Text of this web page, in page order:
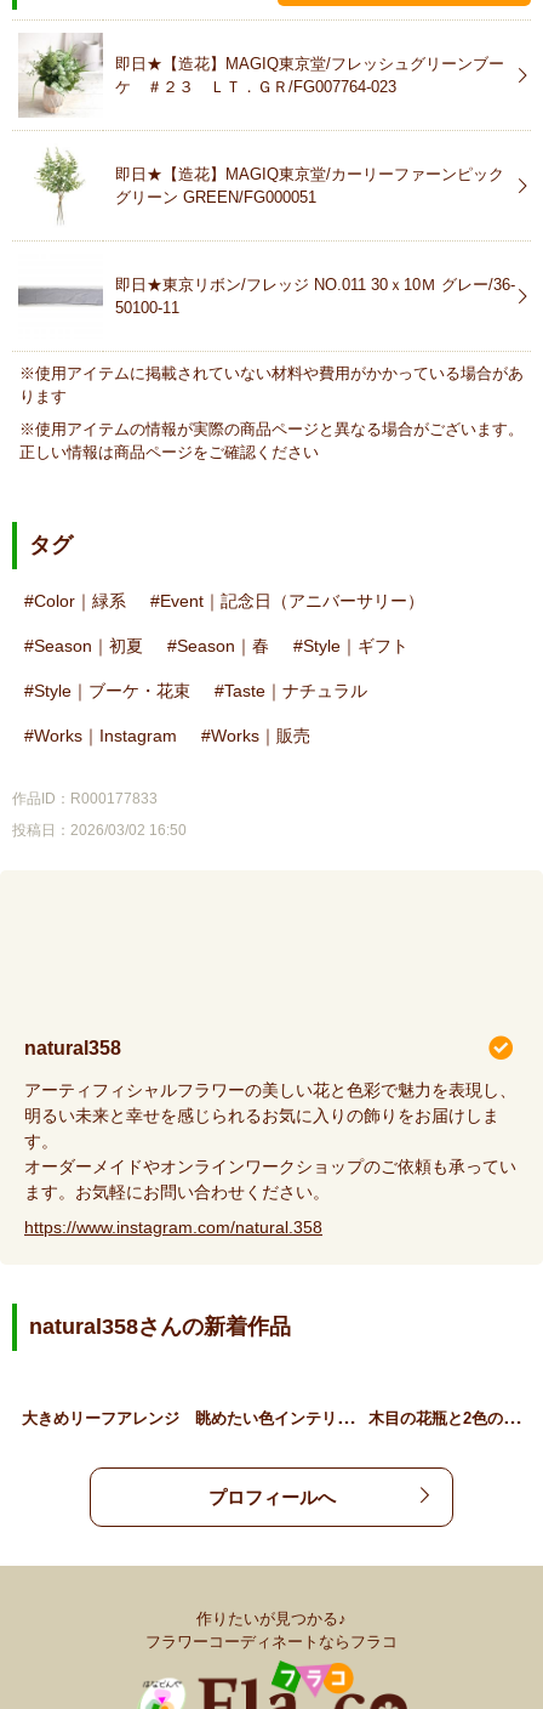
即日★【造花】MAGIQ東京堂/フレッシュグリーンブー
ケ ＃２３ ＬＴ．ＧＲ/FG007764-023
即日★【造花】MAGIQ東京堂/カーリーファーンピック
グリーン GREEN/FG000051
即日★東京リボン/フレッジ NO.011 30ｘ10Ｍ グレー/36-
50100-11
※使用アイテムに掲載されていない材料や費用がかかっている場合があ
ります
※使用アイテムの情報が実際の商品ページと異なる場合がございます。
正しい情報は商品ページをご確認ください
タグ
Color｜緑系 Event｜記念日（アニバーサリー）
Season｜初夏 Season｜春 Style｜ギフト
Style｜ブーケ・花束 Taste｜ナチュラル
Works｜Instagram Works｜販売
作品ID：R000177833
投稿日：2026/03/02 16:50
natural358
アーティフィシャルフラワーの美しい花と色彩で魅力を表現し、
明るい未来と幸せを感じられるお気に入りの飾りをお届けしま
す。
オーダーメイドやオンラインワークショップのご依頼も承ってい
ます。お気軽にお問い合わせください。
https://www.instagram.com/natural.358
natural358さんの新着作品
大きめリーフアレンジ 眺
めたい色インテリアフラワ… 木
目の花瓶と2色の紫陽花
プロフィールへ
作りたいが見つかる♪
フラワーコーディネートならフラコ